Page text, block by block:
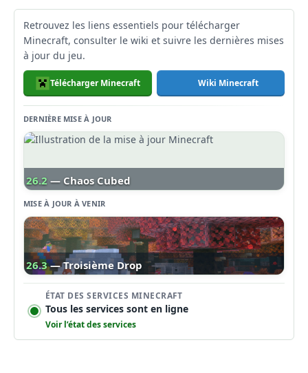
Retrouvez les liens essentiels pour télécharger
Minecraft, consulter le wiki et suivre les dernières mises
à jour du jeu.
Télécharger Minecraft Wiki Minecraft
DERNIÈRE MISE À JOUR
26.2 — Chaos Cubed
MISE À JOUR À VENIR
26.3 — Troisième Drop
ÉTAT DES SERVICES MINECRAFT
Tous les services sont en ligne
Voir l’état des services